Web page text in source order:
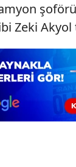
Zeki Akyol